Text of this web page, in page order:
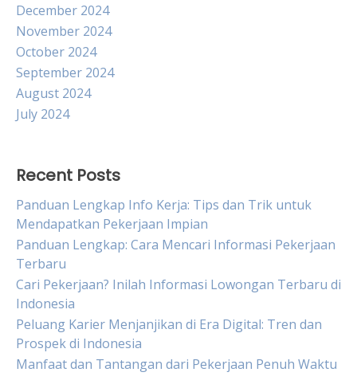
December 2024
November 2024
October 2024
September 2024
August 2024
July 2024
Recent Posts
Panduan Lengkap Info Kerja: Tips dan Trik untuk
Mendapatkan Pekerjaan Impian
Panduan Lengkap: Cara Mencari Informasi Pekerjaan
Terbaru
Cari Pekerjaan? Inilah Informasi Lowongan Terbaru di
Indonesia
Peluang Karier Menjanjikan di Era Digital: Tren dan
Prospek di Indonesia
Manfaat dan Tantangan dari Pekerjaan Penuh Waktu